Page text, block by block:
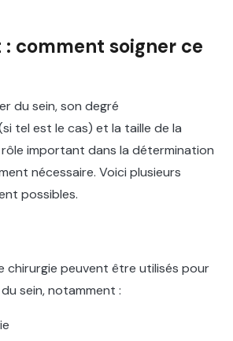
comment soigner ce
du sein, son degré
tel est le cas) et la taille de la
important dans la détermination
nécessaire. Voici plusieurs
possibles.
chirurgie peuvent être utilisés pour
sein, notamment :